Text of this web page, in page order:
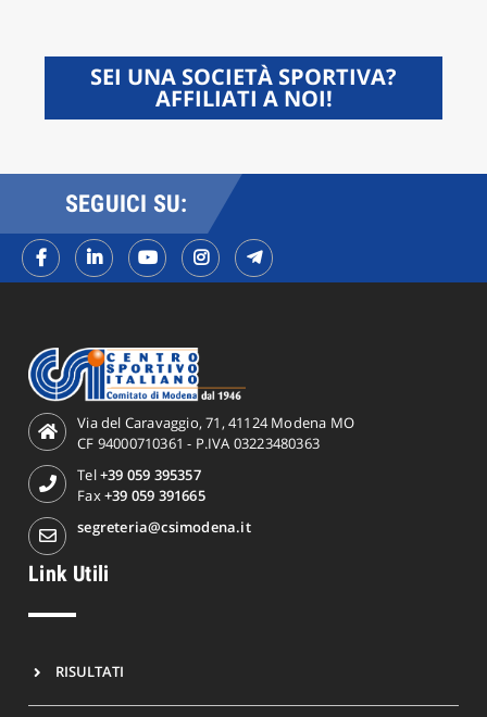
SEI UNA SOCIETÀ SPORTIVA?
AFFILIATI A NOI!
SEGUICI SU:
Via del Caravaggio, 71, 41124 Modena MO
CF 94000710361 - P.IVA 03223480363
Tel+39 059 395357
Fax+39 059 391665
segreteria@csimodena.it
Link Utili
RISULTATI